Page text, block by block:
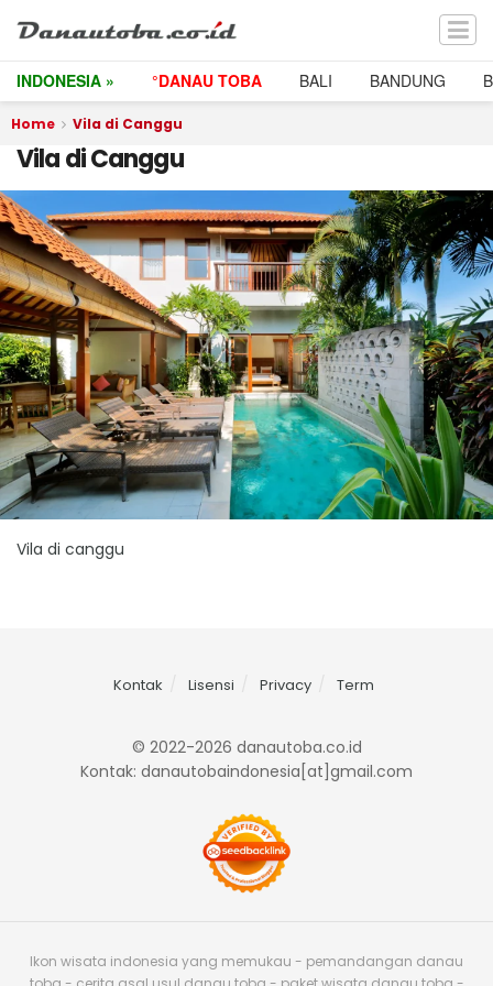
INDONESIA » °DANAU TOBA BALI BANDUNG
Home Vila di Canggu
Vila di Canggu
Vila di canggu
Kontak Lisensi Privacy Term
© 2022-2026 danautoba.co.id
Kontak: danautobaindonesia[at]gmail.com
Ikon wisata indonesia yang memukau - pemandangan danau